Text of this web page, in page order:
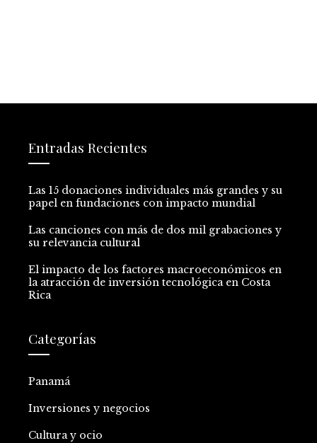
Entradas Recientes
Las 15 donaciones individuales más grandes y su
papel en fundaciones con impacto mundial
Las canciones con más de dos mil grabaciones y
su relevancia cultural
El impacto de los factores macroeconómicos en
la atracción de inversión tecnológica en Costa
Rica
Categorías
Panamá
Inversiones y negocios
Cultura y ocio